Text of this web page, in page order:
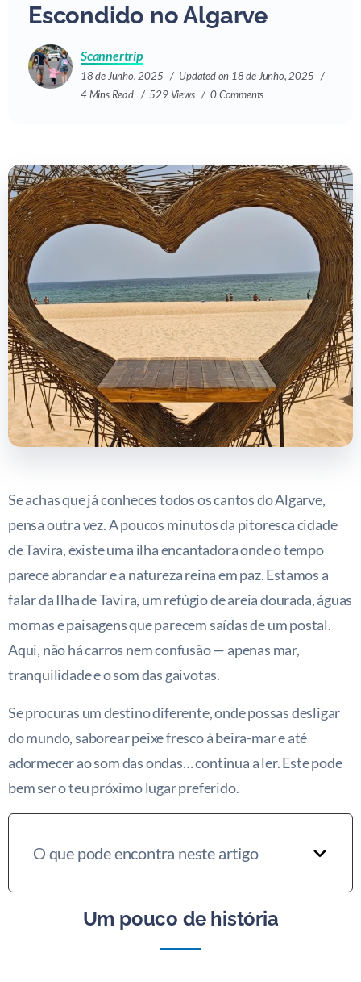
Escondido no Algarve
Scannertrip
18 de Junho, 2025
Updated on 18 de Junho, 2025
4 Mins Read
529 Views 0 Comments
Se achas que já conheces todos os cantos do Algarve,
pensa outra vez. A poucos minutos da pitoresca cidade
de Tavira, existe uma ilha encantadora onde o tempo
parece abrandar e a natureza reina em paz. Estamos a
falar da Ilha de Tavira, um refúgio de areia dourada, águas
mornas e paisagens que parecem saídas de um postal.
Aqui, não há carros nem confusão — apenas mar,
tranquilidade e o som das gaivotas.
Se procuras um destino diferente, onde possas desligar
do mundo, saborear peixe fresco à beira-mar e até
adormecer ao som das ondas… continua a ler. Este pode
bem ser o teu próximo lugar preferido.
O que pode encontra neste artigo
Um pouco de história